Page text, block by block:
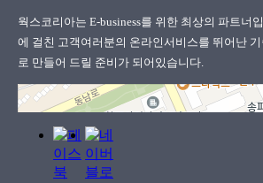
웍스코리아는 E-business를 위한 최상의 파트너
에 걸친 고객여러분의 온라인서비스를 뛰어난
로 만들어 드릴 준비가 되어있습니다.
웍스코리아